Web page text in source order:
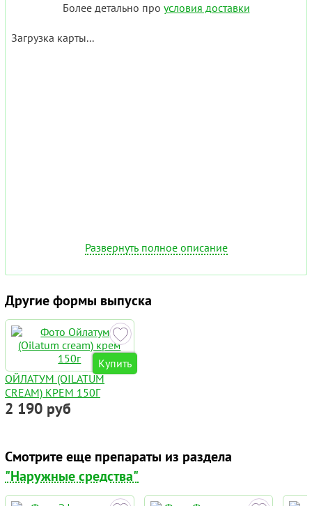
Более детально про условия доставки
Загрузка карты...
Развернуть полное описание
Другие формы выпуска
Купить
ОЙЛАТУМ (OILATUM
CREAM) КРЕМ 150Г
2 190 руб
Смотрите еще препараты из раздела
"Наружные средства"